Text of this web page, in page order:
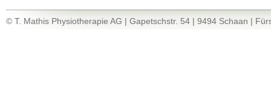
© T. Mathis Physiotherapie AG | Gapetschstr. 54 | 9494 Schaan |